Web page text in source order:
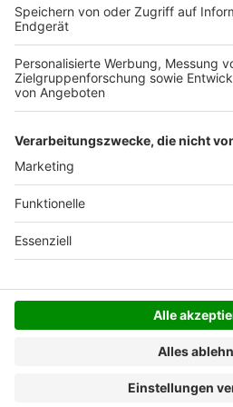
Der Bestellprozess ist mit
SERVICE HOTLINE
SHOP SERVICE
Versandkostenund ggf.